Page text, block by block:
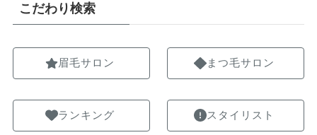
こだわり検索
眉毛サロン
ランキング
まつ毛サロン
スタイリスト